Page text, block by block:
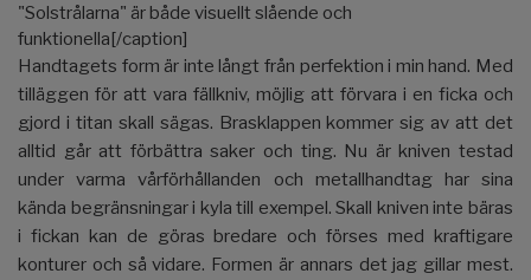
"Solstrålarna" är både visuellt slående och
funktionella[/caption]
Handtagets form är inte långt från perfektion i min hand. Med
tilläggen för att vara fällkniv, möjlig att förvara i en ficka och
gjord i titan skall sägas. Brasklappen kommer sig av att det
alltid går att förbättra saker och ting. Nu är kniven testad
under varma vårförhållanden och metallhandtag har sina
kända begränsningar i kyla till exempel. Skall kniven inte bäras
i fickan kan de göras bredare och förses med kraftigare
konturer och så vidare. Formen är annars det jag gillar mest.